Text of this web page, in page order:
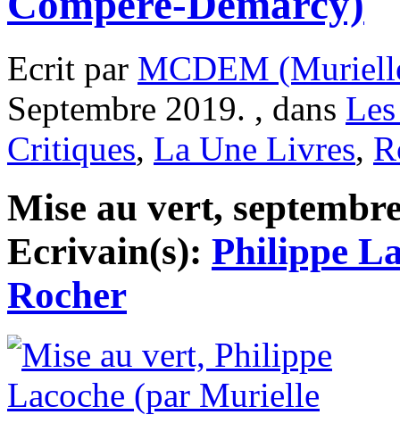
Ecrit par MCDEM
Septembre 2019. , dans
Critiques, La Une Livres,
Mise au vert,
Ecrivain(s): Philippe
Rocher